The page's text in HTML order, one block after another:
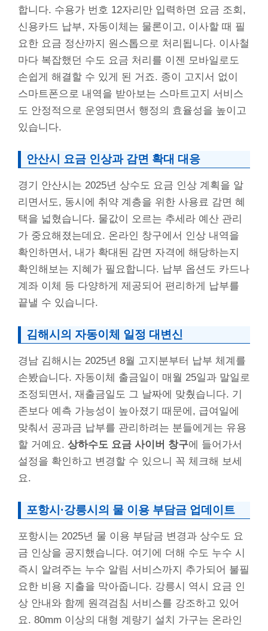
합니다. 수용가 번호 12자리만 입력하면 요금 조회,
신용카드 납부, 자동이체는 물론이고, 이사할 때 필
요한 요금 정산까지 원스톱으로 처리됩니다. 이사철
마다 복잡했던 수도 요금 처리를 이젠 모바일로도
손쉽게 해결할 수 있게 된 거죠. 종이 고지서 없이
스마트폰으로 내역을 받아보는 스마트고지 서비스
도 안정적으로 운영되면서 행정의 효율성을 높이고
있습니다.
안산시 요금 인상과 감면 확대 대응
경기 안산시는 2025년 상수도 요금 인상 계획을 알
리면서도, 동시에 취약 계층을 위한 사용료 감면 혜
택을 넓혔습니다. 물값이 오르는 추세라 예산 관리
가 중요해졌는데요. 온라인 창구에서 인상 내역을
확인하면서, 내가 확대된 감면 자격에 해당하는지
확인해보는 지혜가 필요합니다. 납부 옵션도 카드나
계좌 이체 등 다양하게 제공되어 편리하게 납부를
끝낼 수 있습니다.
김해시의 자동이체 일정 대변신
경남 김해시는 2025년 8월 고지분부터 납부 체계를
손봤습니다. 자동이체 출금일이 매월 25일과 말일로
조정되면서, 재출금일도 그 날짜에 맞췄습니다. 기
존보다 예측 가능성이 높아졌기 때문에, 급여일에
맞춰서 공과금 납부를 관리하려는 분들에게는 유용
할 거예요. 상하수도 요금 사이버 창구에 들어가서
설정을 확인하고 변경할 수 있으니 꼭 체크해 보세
요.
포항시·강릉시의 물 이용 부담금 업데이트
포항시는 2025년 물 이용 부담금 변경과 상수도 요
금 인상을 공지했습니다. 여기에 더해 수도 누수 시
즉시 알려주는 누수 알림 서비스까지 추가되어 불필
요한 비용 지출을 막아줍니다. 강릉시 역시 요금 인
상 안내와 함께 원격검침 서비스를 강조하고 있어
요. 80mm 이상의 대형 계량기 설치 가구는 온라인